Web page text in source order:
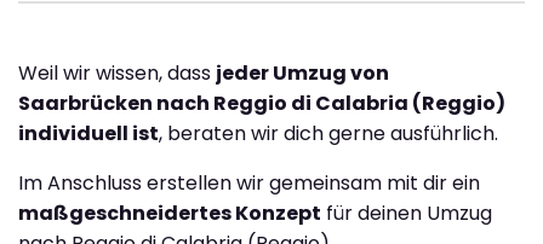
Weil wir wissen, dass jeder Umzug von
Saarbrücken nach Reggio di Calabria (Reggio)
individuell ist, beraten wir dich gerne ausführlich.
Im Anschluss erstellen wir gemeinsam mit dir ein
maßgeschneidertes Konzept für deinen Umzug